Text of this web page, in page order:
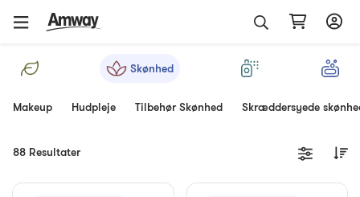
Skønhed
Makeup Hudpleje Tilbehør Skønhed Skræddersyede
88 Resultater